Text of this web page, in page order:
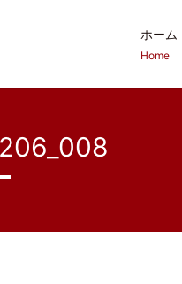
ホーム
Home